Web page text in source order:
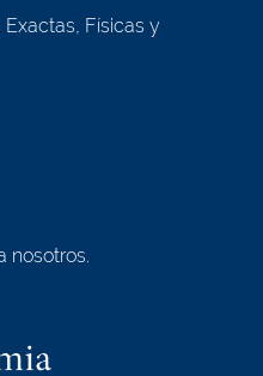
Físicas y
nosotros.